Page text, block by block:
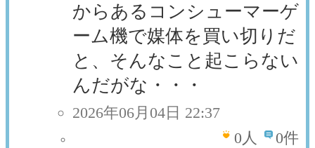
からあるコンシューマーゲ
ーム機で媒体を買い切りだ
と、そんなこと起こらない
んだがな・・・
2026年06月04日 22:37
0人 0件